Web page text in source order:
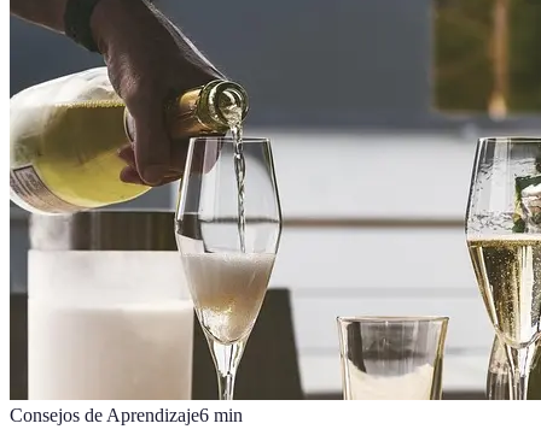
Consejos de Aprendizaje6 min